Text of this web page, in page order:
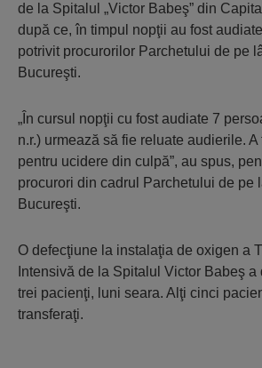
de la Spitalul „Victor Babeş” din
după ce, în timpul nopţii au fost
potrivit procurorilor Parchetului de pe
Bucureşti.
„În cursul nopţii cu fost audiate 7
n.r.) urmează să fie reluate audierile.
pentru ucidere din culpă”, au spus,
procurori din cadrul Parchetului de pe
Bucureşti.
O defecţiune la instalaţia de oxigen a
Intensivă de la Spitalul Victor Babeş
trei pacienţi, luni seara. Alţi cinci
transferaţi.